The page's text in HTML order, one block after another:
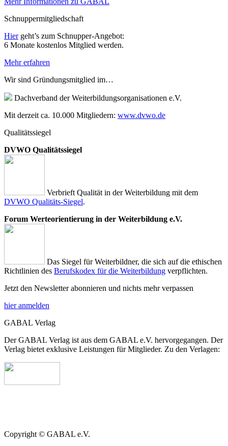
Schnuppermitgliedschaft
Hiergeht’s zum Schnupper-Angebot:
6 Monate kostenlos Mitglied werden.
Mehr erfahren
Wir sind Gründungsmitglied im…
Dachverband der Weiterbildungsorganisationen e.V.
Mit derzeit ca. 10.000 Mitgliedern: www.dvwo.de
Qualitätssiegel
DVWO Qualitätssiegel
Verbrieft Qualität in der Weiterbildung mit dem
DVWO Qualitäts-Siegel.
Forum Werteorientierung in der Weiterbildung e.V.
Das Siegel für Weiterbildner, die sich auf die ethischen
Richtlinien des Berufskodex für die Weiterbildung verpflichten.
Jetzt den Newsletter abonnieren und nichts mehr verpassen
hier anmelden
GABAL Verlag
Der GABAL Verlag ist aus dem GABAL e.V. hervorgegangen. Der
Verlag bietet exklusive Leistungen für Mitglieder. Zu den Verlagen:
Copyright © GABAL e.V.